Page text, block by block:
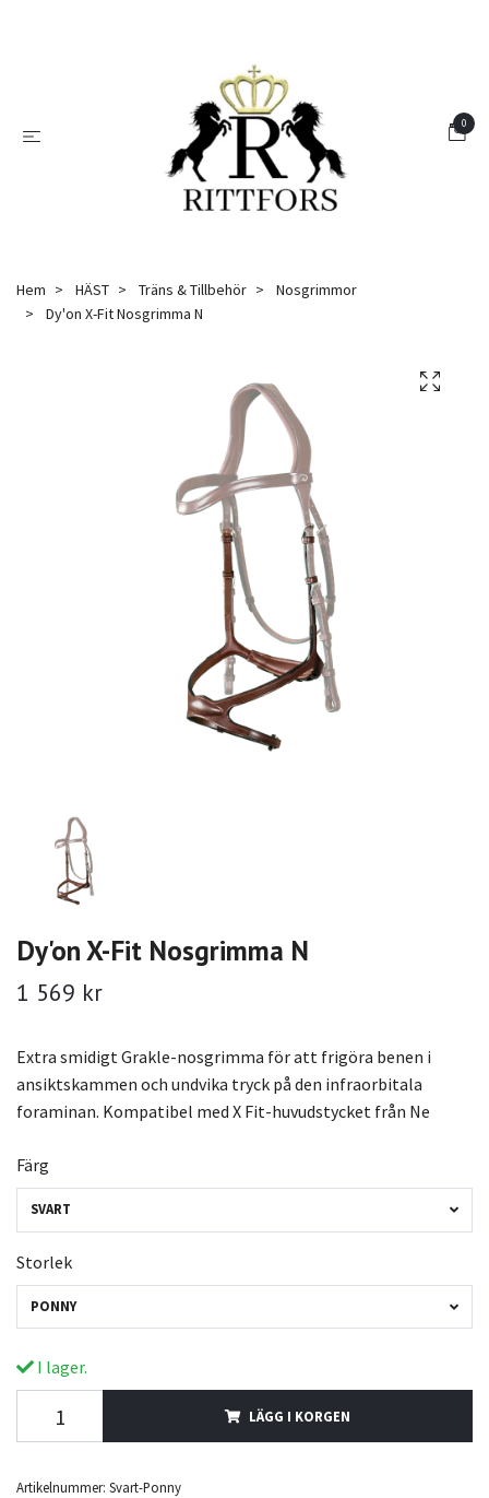
0
Hem HÄST Träns & Tillbehör
Nosgrimmor
Dy'on X-Fit Nosgrimma N
Dy'on X-Fit Nosgrimma N
1 569 kr
Extra smidigt Grakle-nosgrimma för att frigöra benen i
ansiktskammen och undvika tryck på den infraorbitala
foraminan. Kompatibel med X Fit-huvudstycket från Ne
Färg
SVART
Storlek
PONNY
I lager.
LÄGG I KORGEN
Artikelnummer: Svart-Ponny